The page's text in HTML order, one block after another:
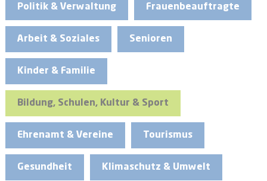
Politik & Verwaltung Frauenbeauftragte
Arbeit & Soziales Senioren
Kinder & Familie
Bildung, Schulen, Kultur & Sport
Ehrenamt & Vereine Tourismus
Gesundheit Klimaschutz & Umwelt